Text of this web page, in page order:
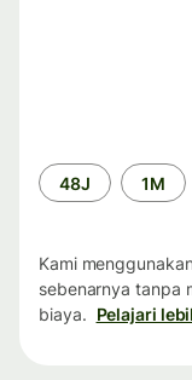
Periode
waktu
48J 1M
Kami
sebenarnya tanpa
biaya. Pelajari